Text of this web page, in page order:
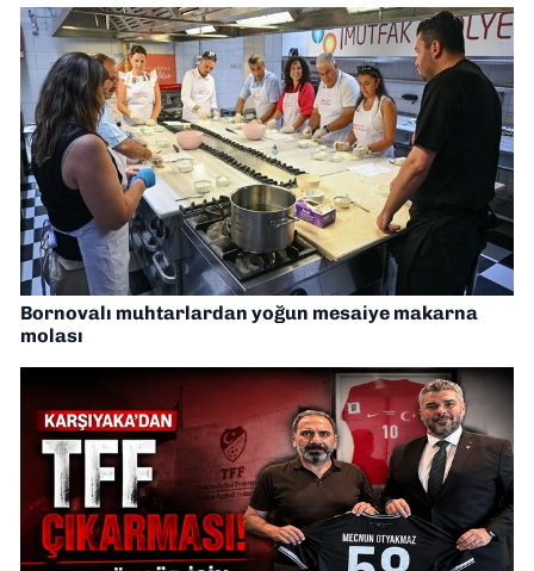
Bornovalı muhtarlardan yoğun mesaiye makarna
molası